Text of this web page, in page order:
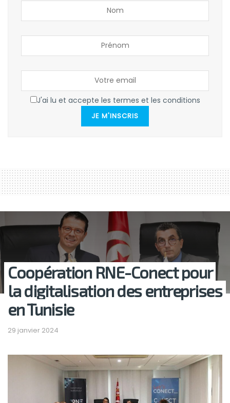
J'ai lu et accepte les termes et les conditions
JE M'INSCRIS
Coopération RNE-Conect pour
la digitalisation des entreprises
en Tunisie
29 janvier 2024